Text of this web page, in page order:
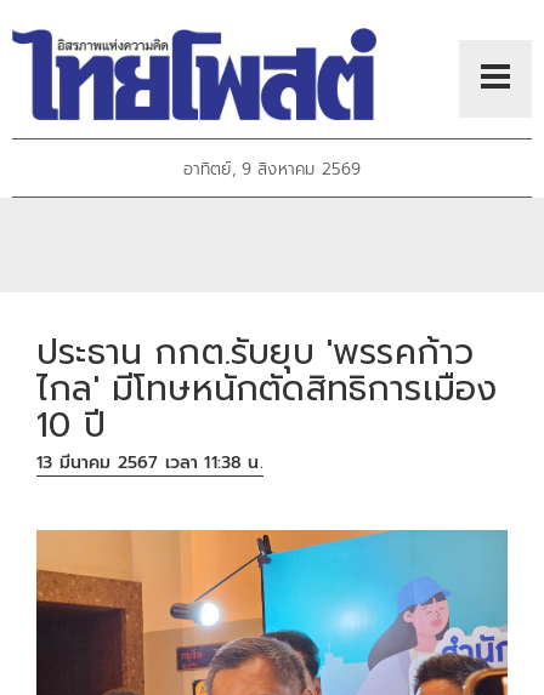
อาทิตย์, 9 สิงหาคม 2569
ประธาน กกต.รับยุบ 'พรรคก้าว
ไกล' มีโทษหนักตัดสิทธิการเมือง
10 ปี
13 มีนาคม 2567 เวลา 11:38 น.